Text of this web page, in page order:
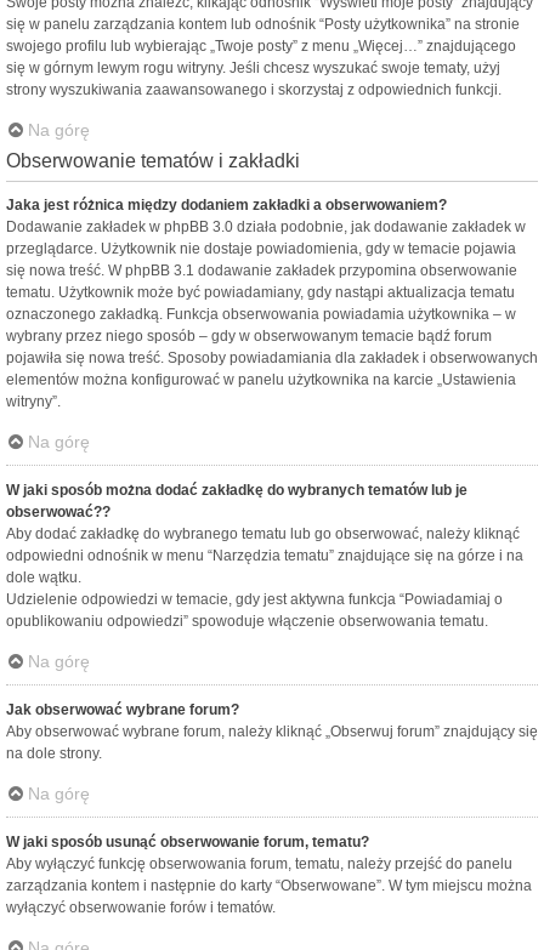
się w panelu zarządzania kontem lub odnośnik “Posty użytkownika” na stronie
swojego profilu lub wybierając „Twoje posty” z menu „Więcej…” znajdującego
się w górnym lewym rogu witryny. Jeśli chcesz wyszukać swoje tematy, użyj
strony wyszukiwania zaawansowanego i skorzystaj z odpowiednich funkcji.
Na górę
Obserwowanie tematów i zakładki
Jaka jest różnica między dodaniem zakładki a obserwowaniem?
Dodawanie zakładek w phpBB 3.0 działa podobnie, jak dodawanie zakładek w
przeglądarce. Użytkownik nie dostaje powiadomienia, gdy w temacie pojawia
się nowa treść. W phpBB 3.1 dodawanie zakładek przypomina obserwowanie
tematu. Użytkownik może być powiadamiany, gdy nastąpi aktualizacja tematu
oznaczonego zakładką. Funkcja obserwowania powiadamia użytkownika – w
wybrany przez niego sposób – gdy w obserwowanym temacie bądź forum
pojawiła się nowa treść. Sposoby powiadamiania dla zakładek i obserwowanych
elementów można konfigurować w panelu użytkownika na karcie „Ustawienia
witryny”.
Na górę
W jaki sposób można dodać zakładkę do wybranych tematów lub je
obserwować??
Aby dodać zakładkę do wybranego tematu lub go obserwować, należy kliknąć
odpowiedni odnośnik w menu “Narzędzia tematu” znajdujące się na górze i na
dole wątku.
Udzielenie odpowiedzi w temacie, gdy jest aktywna funkcja “Powiadamiaj o
opublikowaniu odpowiedzi” spowoduje włączenie obserwowania tematu.
Na górę
Jak obserwować wybrane forum?
Aby obserwować wybrane forum, należy kliknąć „Obserwuj forum” znajdujący się
na dole strony.
Na górę
W jaki sposób usunąć obserwowanie forum, tematu?
Aby wyłączyć funkcję obserwowania forum, tematu, należy przejść do panelu
zarządzania kontem i następnie do karty “Obserwowane”. W tym miejscu można
wyłączyć obserwowanie forów i tematów.